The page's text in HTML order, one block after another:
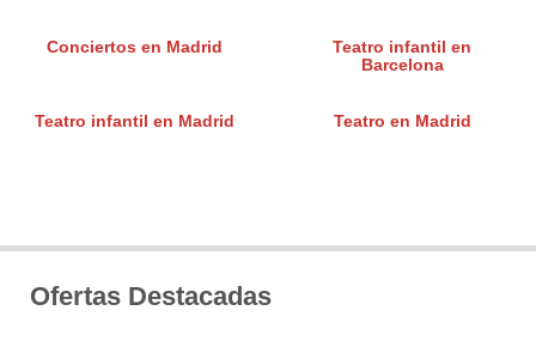
Conciertos en Madrid
Teatro infantil en
Barcelona
Teatro infantil en Madrid Teatro en Madrid
Ofertas Destacadas